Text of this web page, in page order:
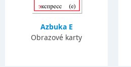
Azbuka E
Obrazové karty